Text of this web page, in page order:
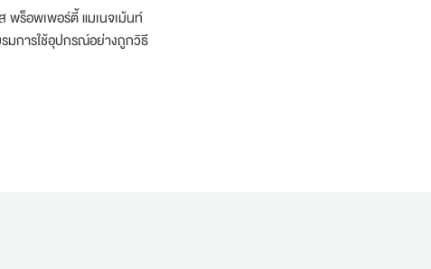
พร็อพเพอร์ตี้ แมเนจเม้นท์
มการใช้อุปกรณ์อย่างถูกวิธี